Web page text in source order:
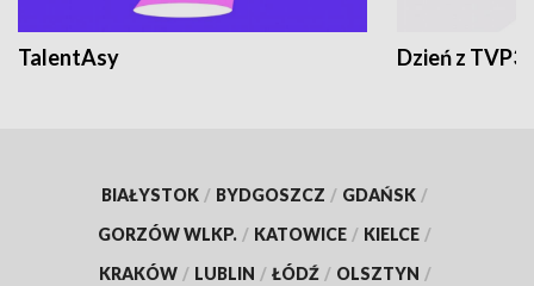
TalentAsy Dzień z TVP3
BIAŁYSTOK / BYDGOSZCZ / GDAŃSK /
GORZÓW WLKP. / KATOWICE / KIELCE /
KRAKÓW / LUBLIN / ŁÓDŹ / OLSZTYN /